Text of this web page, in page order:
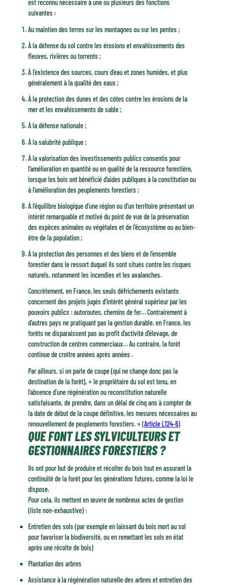
est reconnu nécessaire à une ou plusieurs des fonctions
suivantes :
Au maintien des terres sur les montagnes ou sur les pentes ;
À la défense du sol contre les érosions et envahissements des
fleuves, rivières ou torrents ;
À l’existence des sources, cours d’eau et zones humides, et plus
généralement à la qualité des eaux ;
À la protection des dunes et des côtes contre les érosions de la
mer et les envahissements de sable ;
À la défense nationale ;
À la salubrité publique ;
À la valorisation des investissements publics consentis pour
l’amélioration en quantité ou en qualité de la ressource forestière,
lorsque les bois ont bénéficié d’aides publiques à la constitution ou
à l’amélioration des peuplements forestiers ;
À l’équilibre biologique d’une région ou d’un territoire présentant un
intérêt remarquable et motivé du point de vue de la préservation
des espèces animales ou végétales et de l’écosystème ou au bien-
être de la population ;
À la protection des personnes et des biens et de l’ensemble
forestier dans le ressort duquel ils sont situés contre les risques
naturels, notamment les incendies et les avalanches.
Concrètement, en France, les seuls défrichements existants
concernent des projets jugés d’intérêt général supérieur par les
pouvoirs publics : autoroutes, chemins de fer… Contrairement à
d’autres pays ne pratiquant pas la gestion durable, en France, les
forêts ne disparaissent pas au profit d’activité d’élevage, de
construction de centres commerciaux… Au contraire, la forêt
continue de croître années après années .
Par ailleurs, si on parle de coupe (qui ne change donc pas la
destination de la forêt), « le propriétaire du sol est tenu, en
l’absence d’une régénération ou reconstitution naturelle
satisfaisante, de prendre, dans un délai de cinq ans à compter de
la date de début de la coupe définitive, les mesures nécessaires au
renouvellement de peuplements forestiers. » (Article L124-6)
QUE FONT LES SYLVICULTEURS ET
GESTIONNAIRES FORESTIERS ?
Ils ont pour but de produire et récolter du bois tout en assurant la
continuité de la forêt pour les générations futures, comme la loi le
dispose.
Pour cela, ils mettent en œuvre de nombreux actes de gestion
(liste non-exhaustive) :
Entretien des sols (par exemple en laissant du bois mort au sol
pour favoriser la biodiversité, ou en remettant les sols en état
après une récolte de bois)
Plantation des arbres
Assistance à la régénération naturelle des arbres et entretien des